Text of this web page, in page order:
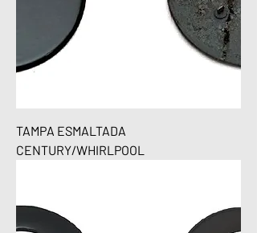
TAMPA ESMALTADA
CENTURY/WHIRLPOOL